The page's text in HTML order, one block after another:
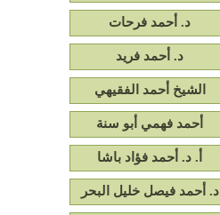
د. أحمد فرحات
د. أحمد فريد
الشيخ أحمد الفقيهي
أحمد فهمي أبو سنة
أ. د. أحمد فؤاد باشا
د. أحمد فيصل خليل البحر